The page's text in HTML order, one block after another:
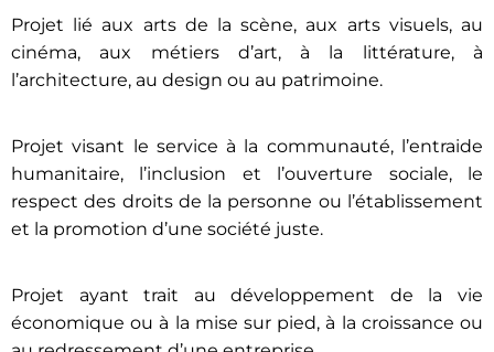
Projet lié aux arts de la scène, aux arts visuels, au
cinéma, aux métiers d’art, à la littérature, à
l’architecture, au design ou au patrimoine.
Projet visant le service à la communauté, l’entraide
humanitaire, l’inclusion et l’ouverture sociale, le
respect des droits de la personne ou l’établissement
et la promotion d’une société juste.
Projet ayant trait au développement de la vie
économique ou à la mise sur pied, à la croissance ou